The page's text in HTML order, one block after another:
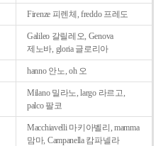
Firenze 피렌체, freddo 프레도
Galileo 갈릴레오, Genova
제노바, gloria 글로리아
hanno 안노, oh 오
Milano 밀라노, largo 라르고,
palco 팔코
Macchiavelli 마키아벨리, mamma
맘마, Campanella 캄파넬라